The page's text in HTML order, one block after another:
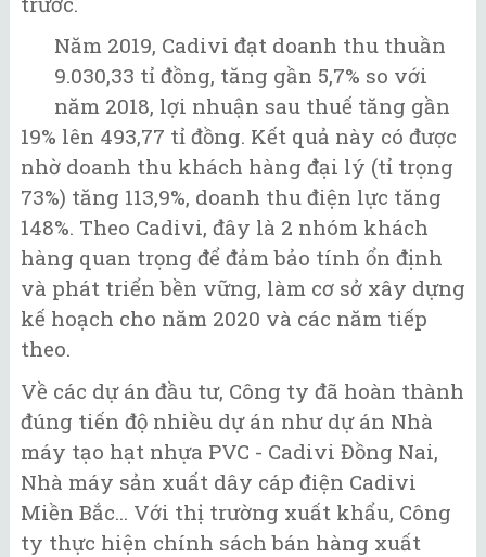
Năm 2019, Cadivi đạt doanh thu thuần
9.030,33 tỉ đồng, tăng gần 5,7% so với
năm 2018, lợi nhuận sau thuế tăng gần
19% lên 493,77 tỉ đồng. Kết quả này có được
nhờ doanh thu khách hàng đại lý (tỉ trọng
73%) tăng 113,9%, doanh thu điện lực tăng
148%. Theo Cadivi, đây là 2 nhóm khách
hàng quan trọng để đảm bảo tính ổn định
và phát triển bền vững, làm cơ sở xây dựng
kế hoạch cho năm 2020 và các năm tiếp
theo.
Về các dự án đầu tư, Công ty đã hoàn thành
đúng tiến độ nhiều dự án như dự án Nhà
máy tạo hạt nhựa PVC - Cadivi Đồng Nai,
Nhà máy sản xuất dây cáp điện Cadivi
Miền Bắc... Với thị trường xuất khẩu, Công
ty thực hiện chính sách bán hàng xuất